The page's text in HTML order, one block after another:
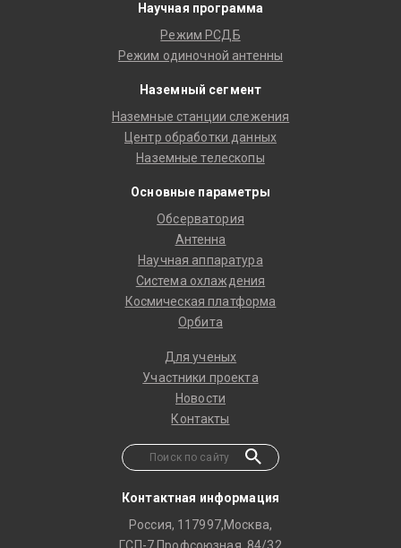
Научная программа
Режим РСДБ
Режим одиночной антенны
Наземный сегмент
Наземные станции слежения
Центр обработки данных
Наземные телескопы
Основные параметры
Обсерватория
Антенна
Научная аппаратура
Система охлаждения
Космическая платформа
Орбита
Для ученых
Участники проекта
Новости
Контакты
Контактная информация
Россия, 117997,Москва,